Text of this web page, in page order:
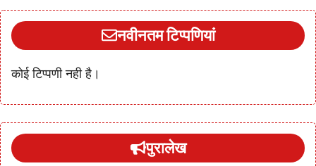
नवीनतम टिप्पणियां
कोई टिप्पणी नही है।
पुरालेख